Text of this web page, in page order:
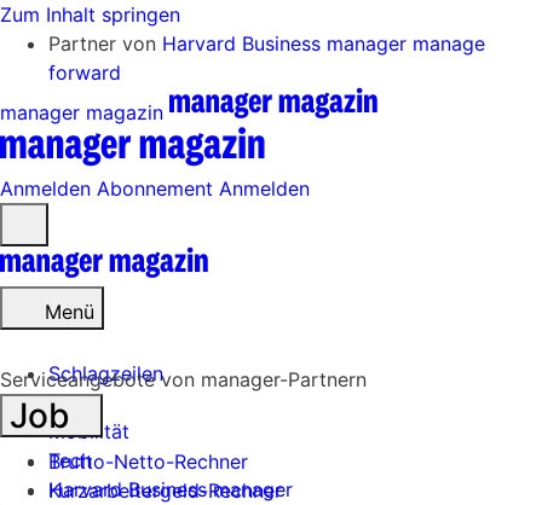
Zum Inhalt springen
Partner von Harvard Business manager manage
forward
manager magazin
Anmelden Abonnement Anmelden
öffnen
Menü
Schlagzeilen
Mobilität
Tech
Harvard Business manager
Serviceangebote von manager-Partnern
Job
Brutto-Netto-Rechner
Kurzarbeitergeld-Rechner